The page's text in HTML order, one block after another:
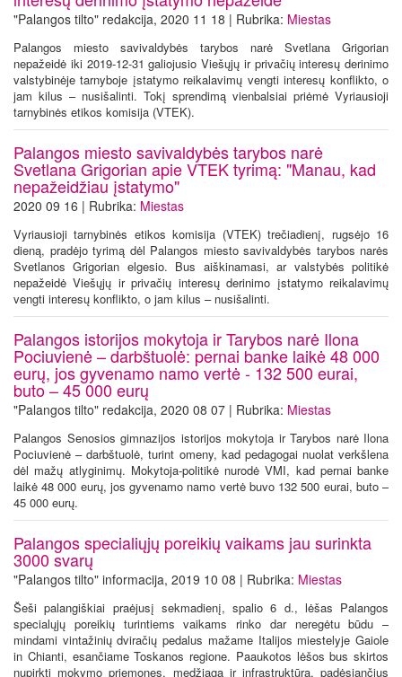
"Palangos tilto" redakcija, 2020 11 18 | Rubrika: Miestas
Palangos miesto savivaldybės tarybos narė Svetlana Grigorian
nepažeidė iki 2019-12-31 galiojusio Viešųjų ir privačių interesų derinimo
valstybinėje tarnyboje įstatymo reikalavimų vengti interesų konflikto, o
jam kilus – nusišalinti. Tokį sprendimą vienbalsiai priėmė Vyriausioji
tarnybinės etikos komisija (VTEK).
Palangos miesto savivaldybės tarybos narė
Svetlana Grigorian apie VTEK tyrimą: "Manau, kad
nepažeidžiau įstatymo"
2020 09 16 | Rubrika: Miestas
Vyriausioji tarnybinės etikos komisija (VTEK) trečiadienį, rugsėjo 16
dieną, pradėjo tyrimą dėl Palangos miesto savivaldybės tarybos narės
Svetlanos Grigorian elgesio. Bus aiškinamasi, ar valstybės politikė
nepažeidė Viešųjų ir privačių interesų derinimo įstatymo reikalavimų
vengti interesų konflikto, o jam kilus – nusišalinti.
Palangos istorijos mokytoja ir Tarybos narė Ilona
Pociuvienė – darbštuolė: pernai banke laikė 48 000
eurų, jos gyvenamo namo vertė - 132 500 eurai,
buto – 45 000 eurų
"Palangos tilto" redakcija, 2020 08 07 | Rubrika: Miestas
Palangos Senosios gimnazijos istorijos mokytoja ir Tarybos narė Ilona
Pociuvienė – darbštuolė, turint omeny, kad pedagogai nuolat verkšlena
dėl mažų atlyginimų. Mokytoja-politikė nurodė VMI, kad pernai banke
laikė 48 000 eurų, jos gyvenamo namo vertė buvo 132 500 eurai, buto –
45 000 eurų.
Palangos specialiųjų poreikių vaikams jau surinkta
3000 svarų
"Palangos tilto" informacija, 2019 10 08 | Rubrika: Miestas
Šeši palangiškiai praėjusį sekmadienį, spalio 6 d., lėšas Palangos
specialųjų poreikių turintiems vaikams rinko dar neregėtu būdu –
mindami vintažinių dviračių pedalus mažame Italijos miestelyje Gaiole
in Chianti, esančiame Toskanos regione. Paaukotos lėšos bus skirtos
nupirkti mokymo priemones, medžiagą ir infrastruktūrą, padėsiančius